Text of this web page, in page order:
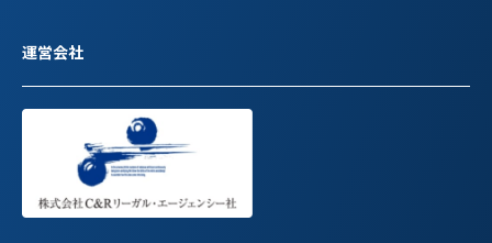
運営会社